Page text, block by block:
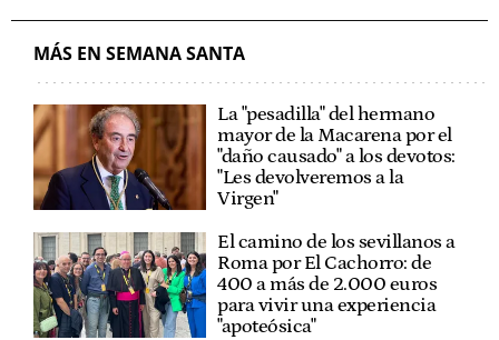
MÁS EN SEMANA SANTA
La "pesadilla" del hermano
mayor de la Macarena por el
"daño causado" a los devotos:
"Les devolveremos a la
Virgen"
El camino de los sevillanos a
Roma por El Cachorro: de
400 a más de 2.000 euros
para vivir una experiencia
"apoteósica"